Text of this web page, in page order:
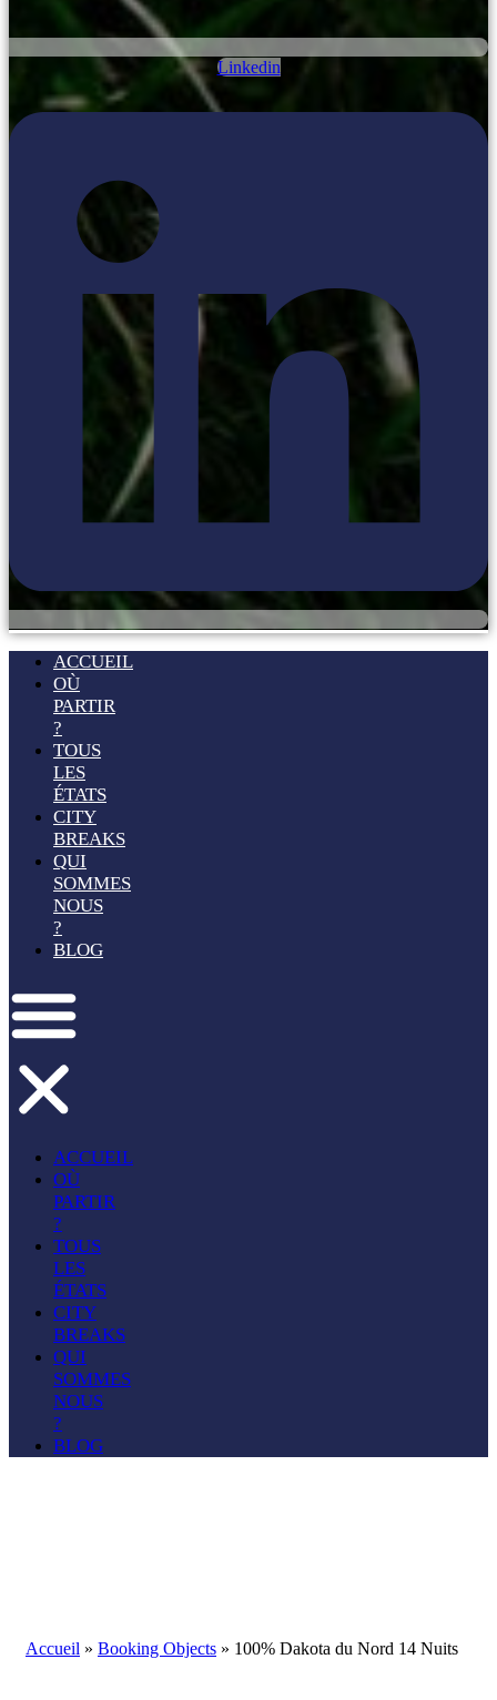
Linkedin
ACCUEIL
OÙ
PARTIR
?
TOUS
LES
ÉTATS
CITY
BREAKS
QUI
SOMMES
NOUS
?
BLOG
ACCUEIL
OÙ
PARTIR
?
TOUS
LES
ÉTATS
CITY
BREAKS
QUI
SOMMES
NOUS
?
BLOG
Accueil » Booking Objects » 100% Dakota du Nord 14 Nuits